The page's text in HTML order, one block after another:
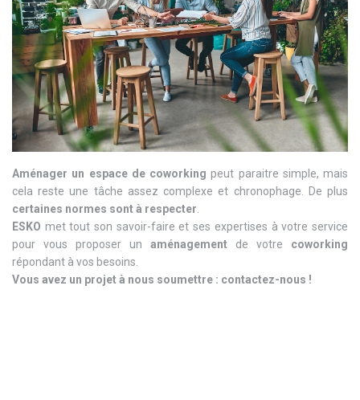
Aménager un espace de coworking peut paraitre simple, mais
cela reste une tâche assez complexe et chronophage. De plus
certaines normes sont à respecter.
ESKO met tout son savoir-faire et ses expertises à votre service
pour vous proposer un aménagement de votre coworking
répondant à vos besoins.
Vous avez un projet à nous soumettre : contactez-nous !